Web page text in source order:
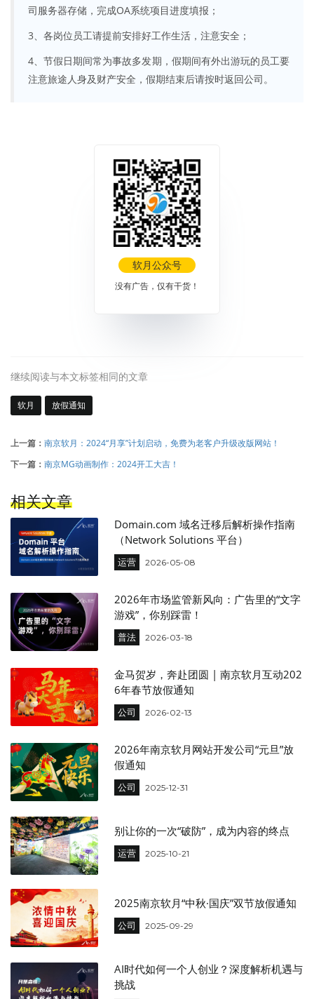
司服务器存储，完成OA系统项目进度填报；
3、各岗位员工请提前安排好工作生活，注意安全；
4、节假日期间常为事故多发期，假期间有外出游玩的员工要
注意旅途人身及财产安全，假期结束后请按时返回公司。
软月公众号
没有广告，仅有干货！
继续阅读与本文标签相同的文章
软月 放假通知
上一篇： 南京软月：2024“月享”计划启动，免费为老客户升级改版网站！
下一篇： 南京MG动画制作：2024开工大吉！
相关文章
Domain.com 域名迁移后解析操作指南
（Network Solutions 平台）
运营 2026-05-08
2026年市场监管新风向：广告里的“文字
游戏”，你别踩雷！
普法 2026-03-18
金马贺岁，奔赴团圆 | 南京软月互动202
6年春节放假通知
公司 2026-02-13
2026年南京软月网站开发公司“元旦”放
假通知
公司 2025-12-31
别让你的一次“破防”，成为内容的终点
运营 2025-10-21
2025南京软月“中秋·国庆”双节放假通知
公司 2025-09-29
AI时代如何一个人创业？深度解析机遇与
挑战